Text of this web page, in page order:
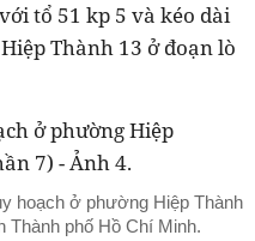
tổ 51 kp 5 và kéo dài
Thành 13 ở đoạn lò
hoạch ở phường Hiệp Thành
Thành phố Hồ Chí Minh.